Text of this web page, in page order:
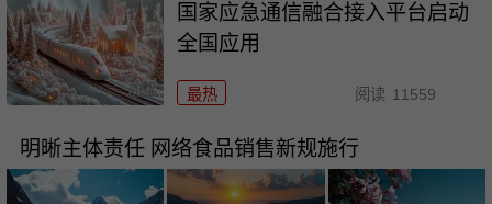
国家应急通信融合接入平台启动
全国应用
最热 阅读 11559
明晰主体责任 网络食品销售新规施行